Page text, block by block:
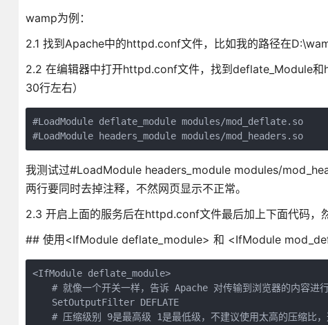
wamp为例：
2.1 找到Apache中的httpd.conf文件，比如我的路径在
2.2 在编辑器中打开httpd.conf文件，找到deflate_Module和
30行左右）
#LoadModule deflate_module modules/mod_deflate.so
#LoadModule headers_module modules/mod_headers.so
我测试过#LoadModule headers_module modules/
两行要同时去掉注释，不然网页显示不正常。
2.3 开启上面的服务后在httpd.conf文件最后加上下面代码，
## 使用<IfModule deflate_module> 和 <IfModule
<IfModule deflate_module>
# 就像一个开关一样，告诉 Apache 对传输到浏览器的内容进
SetOutputFilter DEFLATE
# 压缩级别 9是最高级 1是最低级，不建议使用太高的压缩比，